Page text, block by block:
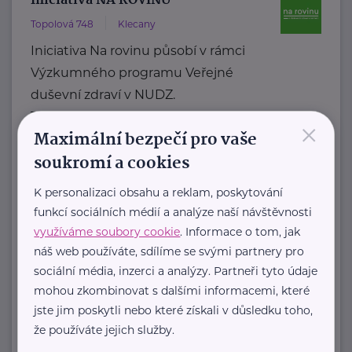
Topolová 748 Klecany
Iniciativa Na rovinu působí v rámci
Výzkumného programu Veřejné
duševní zdraví v NUDZ.
Tvoří ji odborný ...
https://narovinu.net/
narovinu@nudz.cz
Kolpingova rodina Smečno
U Zámku 5 Smečno
Jsme nestátní nezisková organizace
, která se již více než 25 let zaměřuje
na podporu rodin, ...
×
Maximální bezpečí pro vaše
soukromí a cookies
K personalizaci obsahu a reklam, poskytování
funkcí sociálních médií a analýze naší návštěvnosti
využíváme soubory cookie. Informace o tom, jak
náš web používáte, sdílíme se svými partnery pro
sociální média, inzerci a analýzy. Partneři tyto údaje
mohou zkombinovat s dalšími informacemi, které
jste jim poskytli nebo které získali v důsledku toho,
že používáte jejich služby.